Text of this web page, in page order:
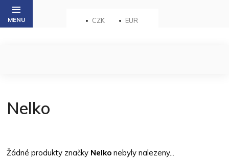
Přejít
obsah
CZK EUR
Nelko
Žádné produkty značky Nelko nebyly nalezeny...